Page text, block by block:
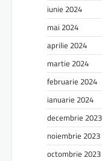
iunie 2024
mai 2024
aprilie 2024
martie 2024
februarie 2024
ianuarie 2024
decembrie 2023
noiembrie 2023
octombrie 2023